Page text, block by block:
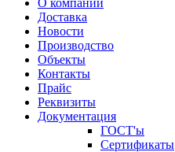
О компании
Доставка
Новости
Производство
Объекты
Контакты
Прайс
Реквизиты
Документация
ГОСТ'ы
Сертификаты